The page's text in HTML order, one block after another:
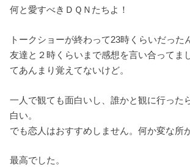
何と愛すべきＤＱＮたちよ！
トークショーが終わって23時くらいだった
友達と２時くらいまで感想を言い合ってま
てあんまり覚えてないけど。
一人で観ても面白いし、誰かと観に行った
白い。
でも恋人はおすすめしません。何か変な所
最高でした。